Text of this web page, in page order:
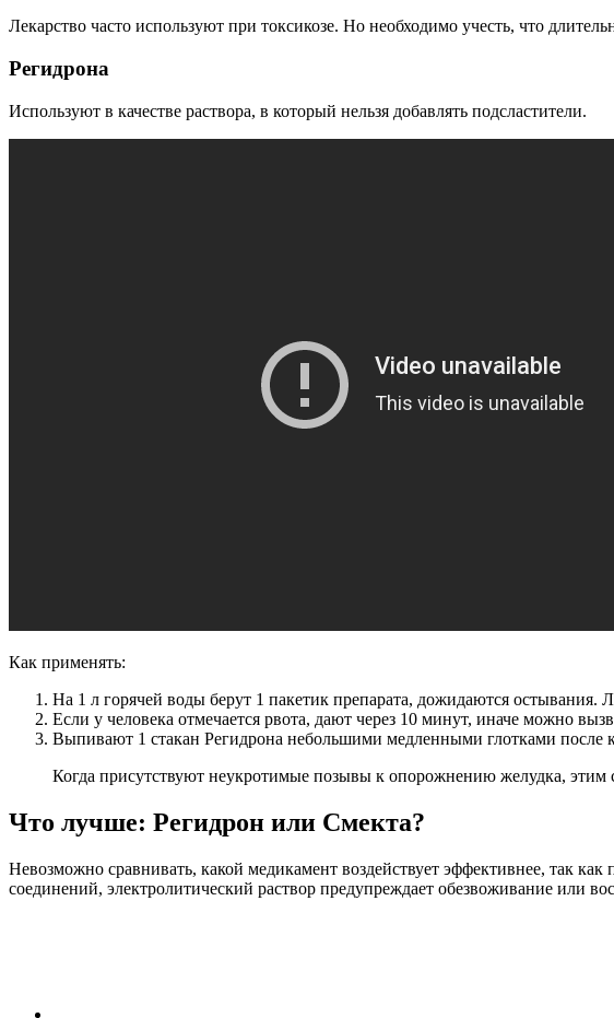
Лекарство часто используют при токсикозе. Но необходимо учесть, что
Регидрона
Используют в качестве раствора, в который нельзя добавлять подсластители.
Как применять:
На 1 л горячей воды берут 1 пакетик препарата, дожидаются
Если у человека отмечается рвота, дают через 10 минут, иначе можно
Выпивают 1 стакан Регидрона небольшими медленными глотками после
Когда присутствуют неукротимые позывы к опорожнению желудка,
Что лучше: Регидрон или Смекта?
Невозможно сравнивать, какой медикамент воздействует эффективнее, так
соединений, электролитический раствор предупреждает обезвоживание или